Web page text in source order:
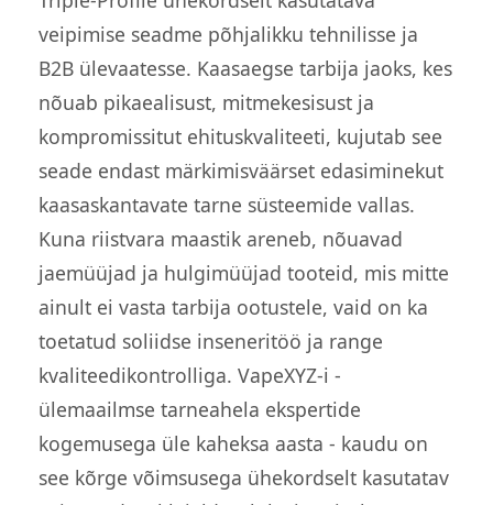
veipimise seadme põhjalikku tehnilisse ja
B2B ülevaatesse. Kaasaegse tarbija jaoks, kes
nõuab pikaealisust, mitmekesisust ja
kompromissitut ehituskvaliteeti, kujutab see
seade endast märkimisväärset edasiminekut
kaasaskantavate tarne süsteemide vallas.
Kuna riistvara maastik areneb, nõuavad
jaemüüjad ja hulgimüüjad tooteid, mis mitte
ainult ei vasta tarbija ootustele, vaid on ka
toetatud soliidse inseneritöö ja range
kvaliteedikontrolliga. VapeXYZ-i -
ülemaailmse tarneahela ekspertide
kogemusega üle kaheksa aasta - kaudu on
see kõrge võimsusega ühekordselt kasutatav